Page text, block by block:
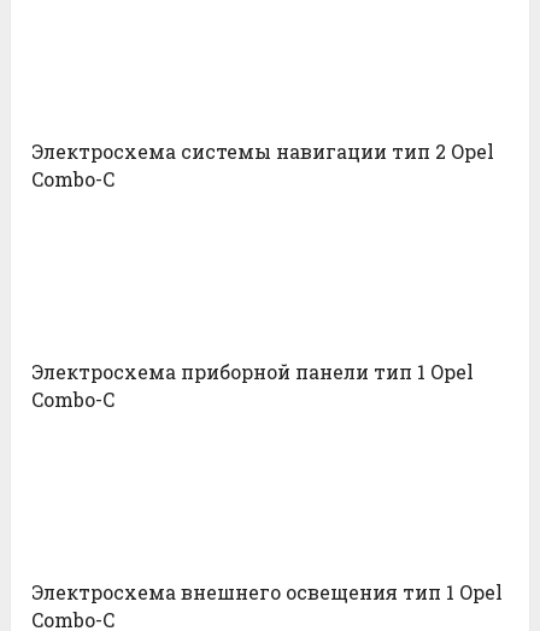
Электросхема системы навигации тип 2 Opel
Combo-С
Электросхема приборной панели тип 1 Opel
Combo-С
Электросхема внешнего освещения тип 1 Opel
Combo-С